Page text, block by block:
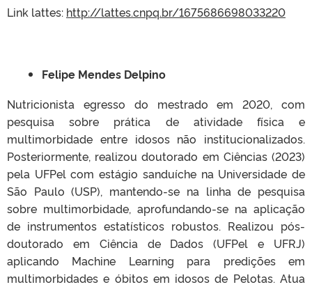
Link lattes: http://lattes.cnpq.br/1675686698033220
Felipe Mendes Delpino
Nutricionista egresso do mestrado em 2020, com
pesquisa sobre prática de atividade física e
multimorbidade entre idosos não institucionalizados.
Posteriormente, realizou doutorado em Ciências (2023)
pela UFPel com estágio sanduíche na Universidade de
São Paulo (USP), mantendo-se na linha de pesquisa
sobre multimorbidade, aprofundando-se na aplicação
de instrumentos estatísticos robustos. Realizou pós-
doutorado em Ciência de Dados (UFPel e UFRJ)
aplicando Machine Learning para predições em
multimorbidades e óbitos em idosos de Pelotas. Atua